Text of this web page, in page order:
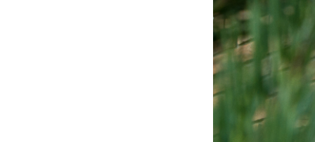
Посмотреть